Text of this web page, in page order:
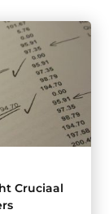
Cruciaal